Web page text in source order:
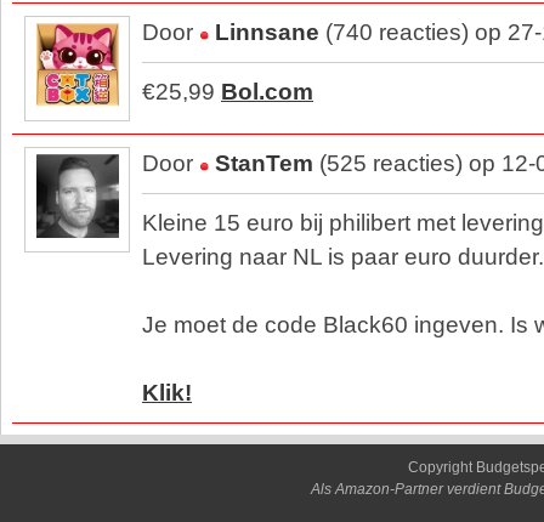
Door Linnsane (740 reacties) op
€25,99 Bol.com
Door StanTem (525 reacties) op
Kleine 15 euro bij philibert met
Levering naar NL is paar euro duurder.
Je moet de code Black60 ingeven. Is
Klik!
Copyright
Als Amazon-Partner verdient